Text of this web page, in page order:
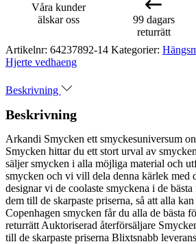
Våra kunder
älskar oss
99 dagars
returrätt
Artikelnr: 64237892-14 Kategorier:
Hjerte vedhaeng
Beskrivning
Beskrivning
Arkandi Smycken ett smyckesuniversum
Smycken hittar du ett stort urval av
säljer smycken i alla möjliga material och
smycken och vi vill dela denna kärlek med
designar vi de coolaste smyckena i de
dem till de skarpaste priserna, så att alla
Copenhagen smycken får du alla de bästa
returrätt Auktoriserad återförsäljare
till de skarpaste priserna Blixtsnabb